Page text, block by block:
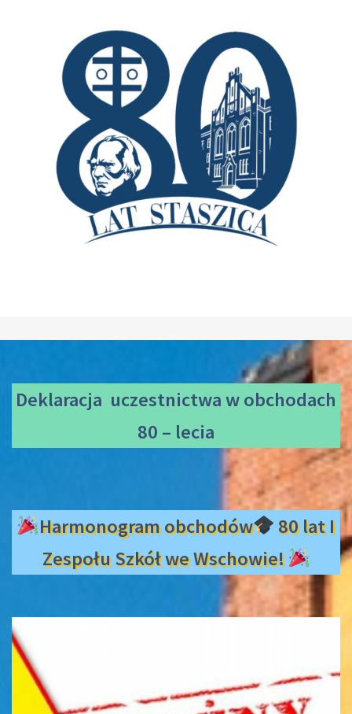
Deklaracja uczestnictwaw obchodach
80 – lecia
Harmonogram obchodów
80 lat I
Zespołu Szkół we Wschowie!